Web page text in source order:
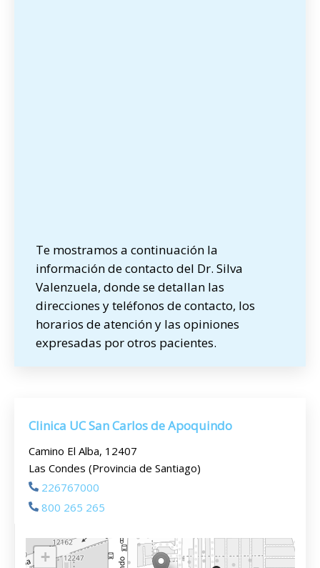
Te mostramos a continuación la
información de contacto del Dr. Silva
Valenzuela, donde se detallan las
direcciones y teléfonos de contacto, los
horarios de atención y las opiniones
expresadas por otros pacientes.
Clinica UC San Carlos de Apoquindo
Camino El Alba, 12407
Las Condes (Provincia de Santiago)
226767000
800 265 265
+